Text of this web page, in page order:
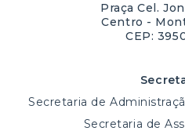
Praça Cel.
Centro -
CEP:
Secretaria de
Secretaria de